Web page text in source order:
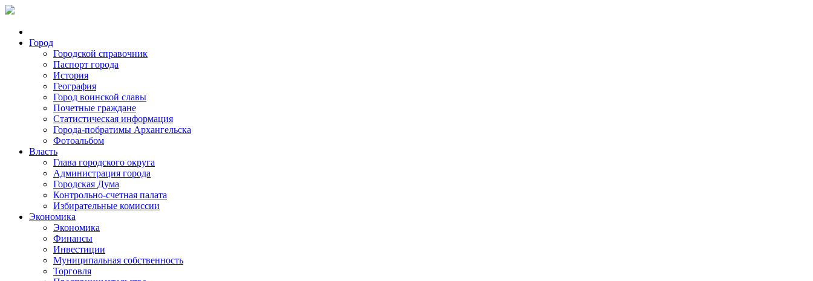
Город
Городской справочник
Паспорт города
История
География
Город воинской славы
Почетные граждане
Статистическая информация
Города-побратимы Архангельска
Фотоальбом
Власть
Глава городского округа
Администрация города
Городская Дума
Контрольно-счетная палата
Избирательные комиссии
Экономика
Экономика
Финансы
Инвестиции
Муниципальная собственность
Торговля